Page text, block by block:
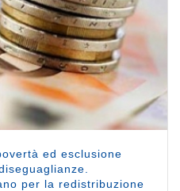
ed esclusione
per la redistribuzione